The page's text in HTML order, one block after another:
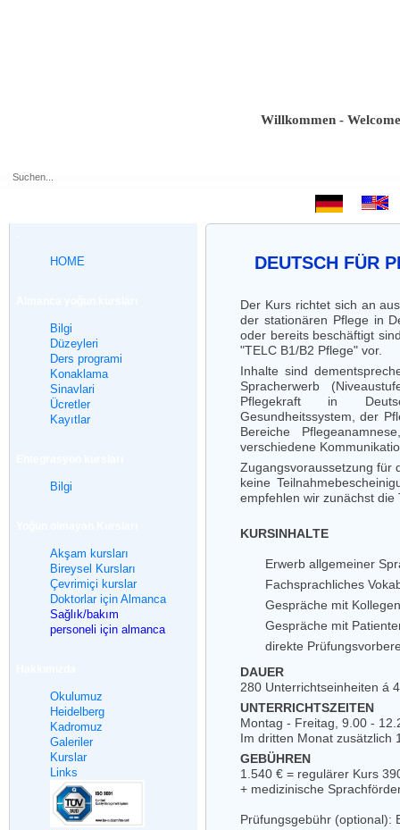
Willkommen - Welcome -
HOME
Bilgi
Düzeyleri
Ders programi
Konaklama
Sinavlari
Ücretler
Kayıtlar
Bilgi
Akşam kursları
Bireysel Kursları
Çevrimiçi kurslar
Doktorlar için Almanca
Sağlık/bakım
personeli için almanca
Okulumuz
Heidelberg
Kadromuz
Galeriler
Kurslar
Links
DEUTSCH FÜR
Der Kurs richtet sich an
der stationären Pflege in
oder bereits beschäftigt
"TELC B1/B2 Pflege" vor.
Inhalte sind
Spracherwerb
Pflegekraft in
Gesundheitssystem, der
Bereiche
verschiedene
Zugangsvoraussetzung für
keine
empfehlen wir zunächst
KURSINHALTE
Erwerb allgemeiner
Fachsprachliches
Gespräche mit
Gespräche mit
direkte
DAUER
280 Unterrichtseinheiten á
UNTERRICHTSZEITEN
Montag - Freitag, 9.00 -
Im dritten Monat zusätzlich
GEBÜHREN
1.540 € = regulärer Kurs
+ medizinische
Prüfungsgebühr (optional):